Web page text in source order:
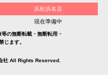
浜松浜名店
現在準備中
の無断転載・無断転用・
じます。
社 All Rights Reserved.